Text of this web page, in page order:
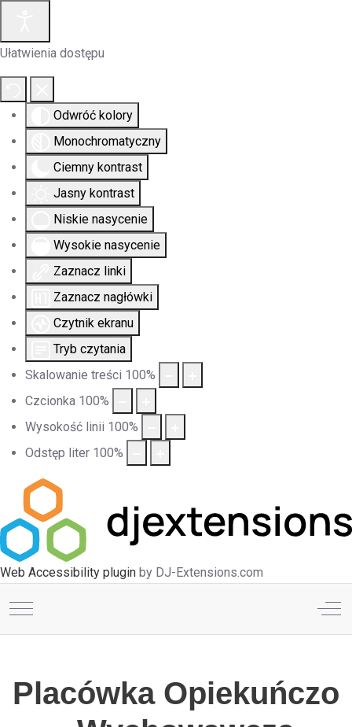
Ułatwienia dostępu
Odwróć kolory
Monochromatyczny
Ciemny kontrast
Jasny kontrast
Niskie nasycenie
Wysokie nasycenie
Zaznacz linki
Zaznacz nagłówki
Czytnik ekranu
Tryb czytania
Skalowanie treści 100%
Czcionka 100%
Wysokość linii 100%
Odstęp liter 100%
Web Accessibility plugin by DJ-Extensions.com
Mobile Menu Toggle Off-
Placówka Opiekuńczo